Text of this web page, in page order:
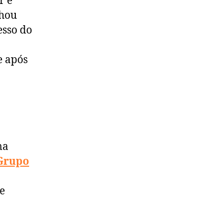
do
após
rupo